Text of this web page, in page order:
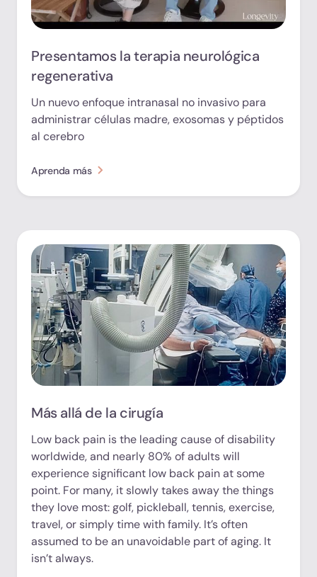
Presentamos la terapia neurológica
regenerativa
Un nuevo enfoque intranasal no invasivo para
administrar células madre, exosomas y péptidos
al cerebro
Aprenda más
Más allá de la cirugía
Low back pain is the leading cause of disability
worldwide, and nearly 80% of adults will
experience significant low back pain at some
point. For many, it slowly takes away the things
they love most: golf, pickleball, tennis, exercise,
travel, or simply time with family. It’s often
assumed to be an unavoidable part of aging. It
isn’t always.